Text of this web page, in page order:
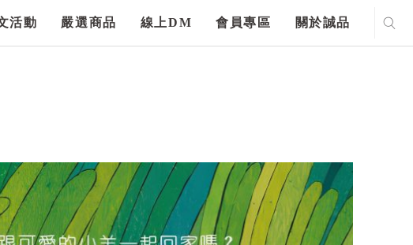
活動 嚴選商品 線上DM 會員專區 關於誠品